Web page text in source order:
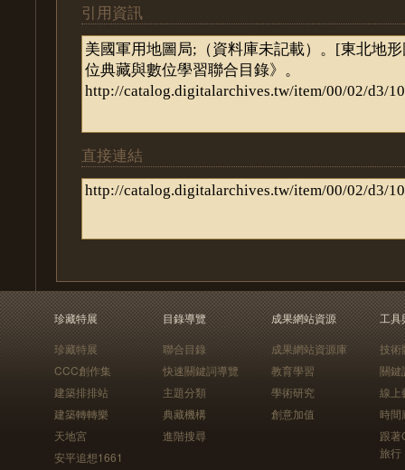
引用資訊
直接連結
珍藏特展
珍藏特展
CCC創作集
建築排排站
建築轉轉樂
天地宮
安平追想1661
目錄導覽
聯合目錄
快速關鍵詞導覽
主題分類
典藏機構
進階搜尋
成果網站資源
成果網站資源庫
教育學習
學術研究
創意加值
工具
技術
關鍵
線上
時間
跟
旅行